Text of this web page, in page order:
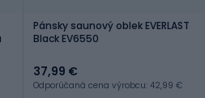
Pánsky saunový oblek EVERLAST
Black EV6550
37,99 €
Odporúčaná cena výrobcu: 42,99 €